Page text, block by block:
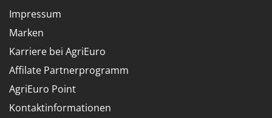
Impressum
Marken
Karriere bei AgriEuro
Affilate Partnerprogramm
AgriEuro Point
Kontaktinformationen